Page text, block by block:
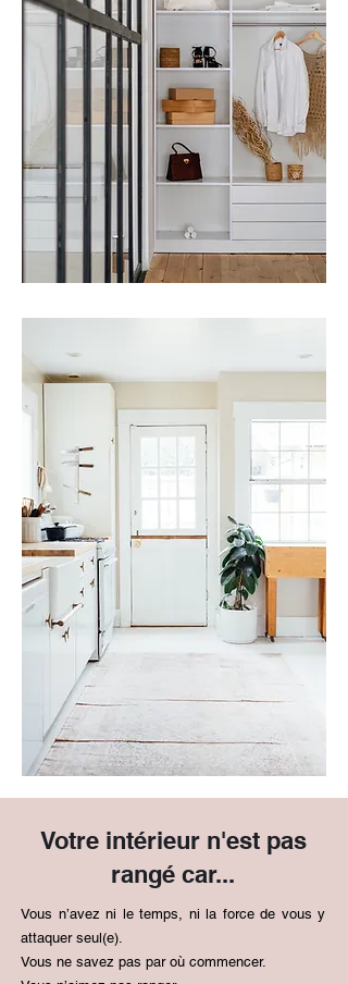
Votre intérieur n'est pas
rangé car...
Vous n’avez ni le temps, ni la force de vous y
attaquer seul(e).
Vous ne savez pas par où commencer.